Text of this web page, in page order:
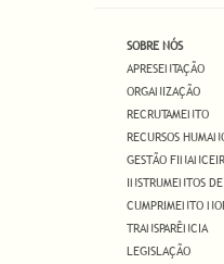
SOBRE NÓS
APRESENTAÇÃO
ORGANIZAÇÃO
RECRUTAMENTO
RECURSOS
GESTÃO
INSTRUMENTOS
CUMPRIMENTO
TRANSPARÊNCIA
LEGISLAÇÃO